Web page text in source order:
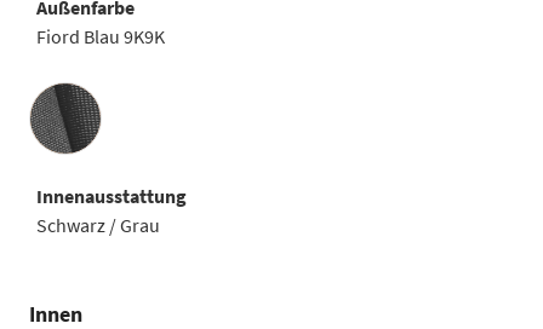
Außenfarbe
Fiord Blau 9K9K
Innenausstattung
Innenausstattung
Schwarz / Grau
Innen